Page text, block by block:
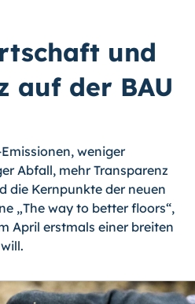
und
auf der BAU
weniger
Abfall, mehr Transparenz
die Kernpunkte der neuen
„The way to better floors“,
April erstmals einer breiten